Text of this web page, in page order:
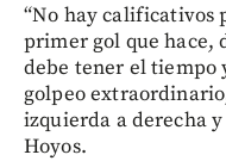
“No hay calificativos
primer gol que hace,
debe tener el tiempo
golpeo
izquierda a derecha
Hoyos.